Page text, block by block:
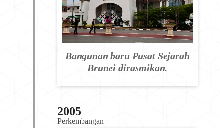
Bangunan baru Pusat Sejarah
Brunei dirasmikan.
2005
Perkembangan